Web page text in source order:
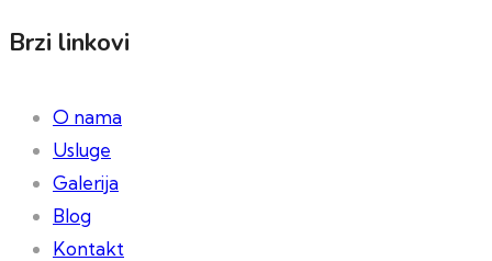
Brzi linkovi
O nama
Usluge
Galerija
Blog
Kontakt